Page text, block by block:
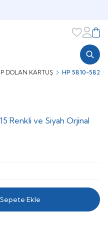
Favorilerim
DOLAN KARTUŞ HP 5810-5820-
Renkli ve Siyah Orjinal
Sepete Ekle